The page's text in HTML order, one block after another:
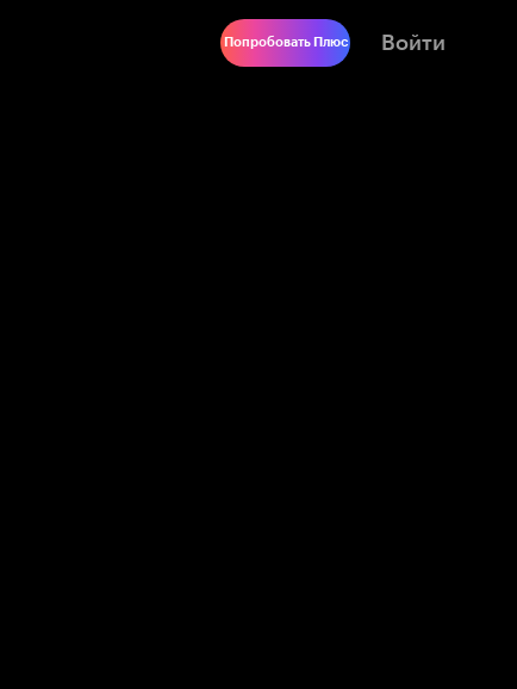
Попробовать Плюс Войти